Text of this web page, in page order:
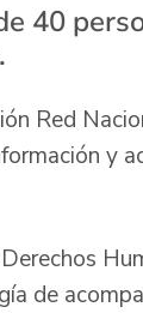
40
Red
y
de